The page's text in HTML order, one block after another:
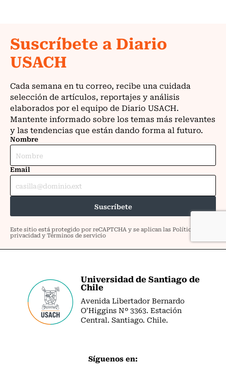
Universidad de Santiago de
Chile
Avenida Libertador Bernardo
O’Higgins Nº 3363. Estación
Central. Santiago. Chile.
Síguenos en: